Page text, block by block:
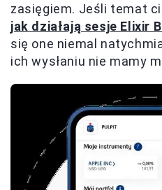
zasięgiem. Jeśli temat
jak działają sesje Elixir
się one niemal
ich wysłaniu nie mamy